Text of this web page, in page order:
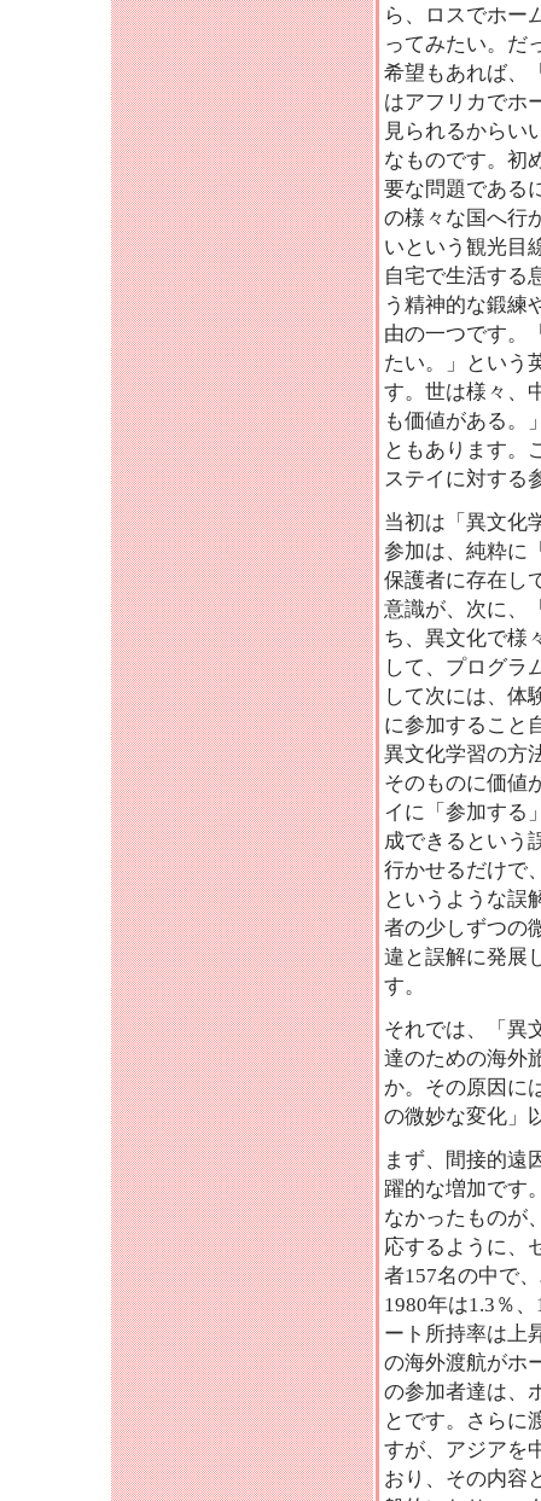
ら、ロスでホー
ってみたい。だ
希望もあれば、
はアフリカでホ
見られるからい
なものです。初
要な問題である
の様々な国へ行
いという観光目
自宅で生活する
う精神的な鍛練
由の一つです。
たい。」という
す。世は様々、
も価値がある。
ともあります。
ステイに対する
当初は「異文化
参加は、純粋に
保護者に存在し
意識が、次に、
ち、異文化で様
して、プログラ
して次には、体
に参加すること
異文化学習の方
そのものに価値
イに「参加する
成できるという
行かせるだけで
というような誤
者の少しずつの
違と誤解に発展
す。
それでは、「異
達のための海外
か。その原因に
の微妙な変化」
まず、間接的遠
躍的な増加です
なかったものが
応するように、
者157名の中で
1980年は1.3％
ート所持率は上
の海外渡航がホ
の参加者達は、
とです。さらに
すが、アジアを
おり、その内容